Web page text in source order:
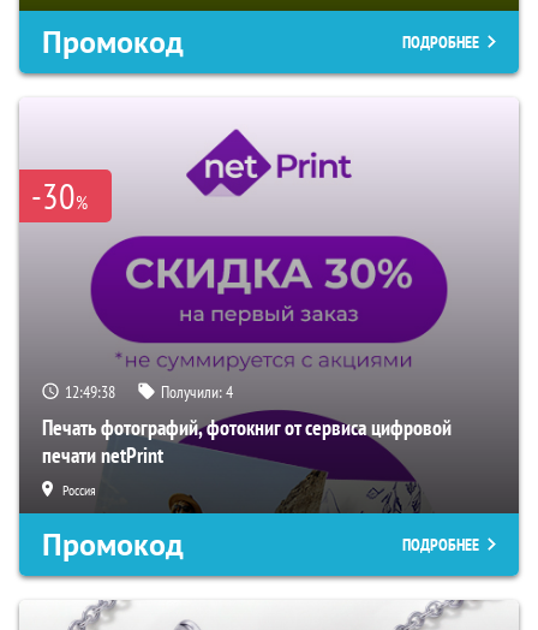
Промокод ПОДРОБНЕЕ
-30%
12:49:37 Получили:4
Печать фотографий, фотокниг от сервиса цифровой
печати netPrint
Россия
Промокод ПОДРОБНЕЕ